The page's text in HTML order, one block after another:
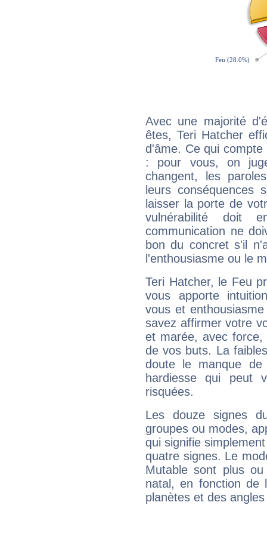
Avec une majorité
êtes, Teri Hatcher
d'âme. Ce qui
: pour vous, on
changent, les
leurs conséquences
laisser la porte de
vulnérabilité doit
communication ne
bon du concret s'il
l'enthousiasme ou le
Teri Hatcher, le Feu
vous apporte
vous et
savez affirmer votre
et marée, avec
de vos buts. La
doute le manque
hardiesse qui peut
risquées.
Les douze signes
groupes ou modes,
qui signifie
quatre signes. Le
Mutable sont plus
natal, en fonction de
planètes et des